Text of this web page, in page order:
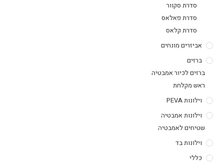
סדרת סקוור
סדרת פאלאס
סדרת קלאס
אביזרים מונחים
ברזים
ברזים לכיור אמבטיה
ראש מקלחת
וילונות PEVA
וילונות אמבטיה
שטיחים לאמבטיה
וילונות בד
כללי